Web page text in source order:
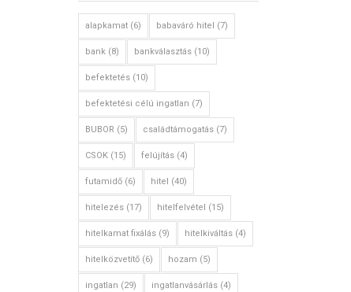
alapkamat (6) babaváró hitel (7)
bank (8) bankválasztás (10)
befektetés (10)
befektetési célú ingatlan (7)
BUBOR (5) családtámogatás (7)
CSOK (15) felújítás (4)
futamidő (6) hitel (40)
hitelezés (17) hitelfelvétel (15)
hitelkamat fixálás (9) hitelkiváltás (4)
hitelközvetítő (6) hozam (5)
ingatlan (29) ingatlanvásárlás (4)